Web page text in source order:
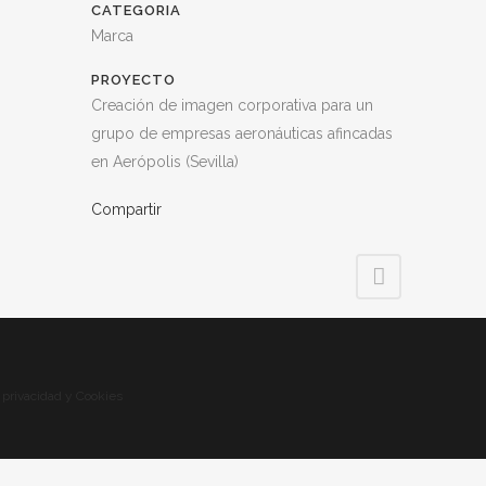
CATEGORIA
Marca
PROYECTO
Creación de imagen corporativa para un
grupo de empresas aeronáuticas afincadas
en Aerópolis (Sevilla)
Compartir